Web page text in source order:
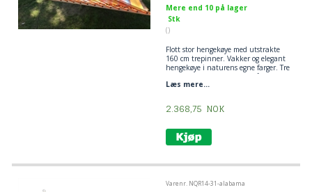
Mere end 10 på lager
Stk
()
Flott stor hengekøye med utstrakte
160 cm trepinner. Vakker og elegant
hengekøye i naturens egne farger. Tre
eucalypsos treet med bred på 160 cm.
Hengekøye stoff er egnet for utendørs
friluftsliv i Outdoor Pro Textil.
Nydén sol fra en dekorativ
ligge komfortabelt i midten av
hengekøye. Det er god plass i bredden
dekorative trepinner.
Læs mere...
2.368,75 NOK
Varenr. NQR14-31-alabama